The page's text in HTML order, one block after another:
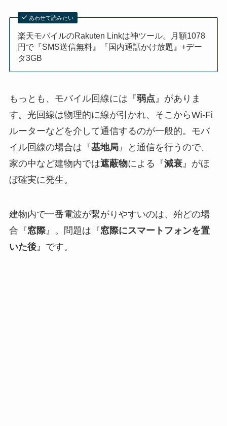
あわせて読みたい
楽天モバイルのRakuten Linkは神ツール。月額1078
円で『SMS送信無料』『国内通話かけ放題』+デー
タ3GB
もっとも、モバイル回線には『弱点』がありま
す。光回線は物理的に線が引かれ、そこからWi-Fi
ルーターなどを介して通信するのが一般的。モバ
イル回線の場合は『基地局』と通信を行うので、
家の中など建物内では遮蔽物による『減衰』がほ
ぼ確実に発生。
建物内で一番電波が繋がりやすいのは、殆どの場
合『窓際』。問題は『窓際にスマートフォンを置
いた後』です。